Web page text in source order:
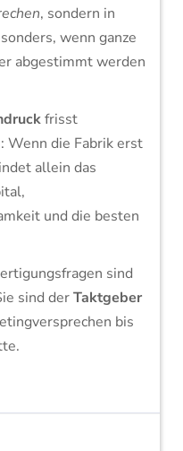
, sondern in
wenn ganze
abgestimmt werden
frisst
Wenn die Fabrik erst
allein das
und die besten
sind
sind derTaktgeber
bis